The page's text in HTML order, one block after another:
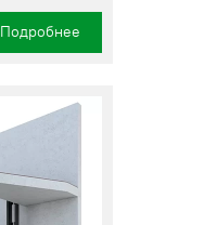
Подробнее